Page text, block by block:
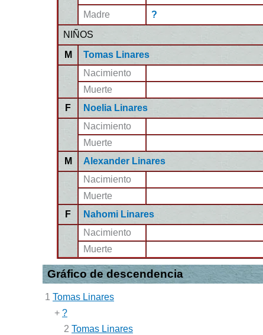
Madre
?
NIÑOS
M
Tomas Linares
Nacimiento
Muerte
F
Noelia Linares
Nacimiento
Muerte
M
Alexander Linares
Nacimiento
Muerte
F
Nahomi Linares
Nacimiento
Muerte
Gráfico de descendencia
1 Tomas Linares
+ ?
2 Tomas Linares